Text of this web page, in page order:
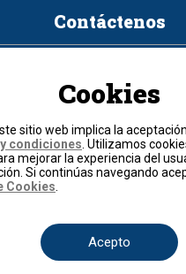
Contáctenos
Política de cookies
Términos y condiciones
© 2026, RCN Medios.
Todos los derechos reservados.
Cookies
sitio web implica la
condiciones . Utilizamos
mejorar la experiencia del
Si continúas navegando
Cookies
Acepto